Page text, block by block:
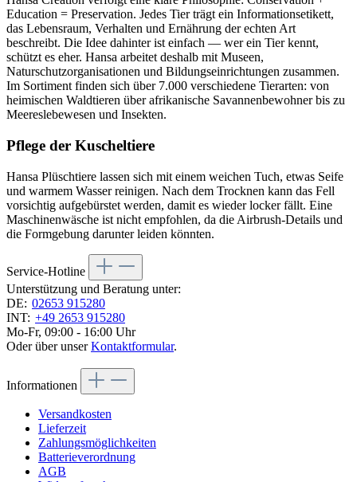
Education = Preservation. Jedes Tier trägt ein Informationsetikett,
das Lebensraum, Verhalten und Ernährung der echten Art
beschreibt. Die Idee dahinter ist einfach — wer ein Tier kennt,
schützt es eher. Hansa arbeitet deshalb mit Museen,
Naturschutzorganisationen und Bildungseinrichtungen zusammen.
Im Sortiment finden sich über 7.000 verschiedene Tierarten: von
heimischen Waldtieren über afrikanische Savannenbewohner bis zu
Meereslebewesen und Insekten.
Pflege der Kuscheltiere
Hansa Plüschtiere lassen sich mit einem weichen Tuch, etwas Seife
und warmem Wasser reinigen. Nach dem Trocknen kann das Fell
vorsichtig aufgebürstet werden, damit es wieder locker fällt. Eine
Maschinenwäsche ist nicht empfohlen, da die Airbrush-Details und
die Formgebung darunter leiden könnten.
Service-Hotline
Unterstützung und Beratung unter:
DE: 02653 915280
INT: +49 2653 915280
Mo-Fr, 09:00 - 16:00 Uhr
Oder über unserKontaktformular.
Informationen
Versandkosten
Lieferzeit
Zahlungsmöglichkeiten
Batterieverordnung
AGB